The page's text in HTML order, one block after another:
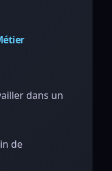
dans un
de